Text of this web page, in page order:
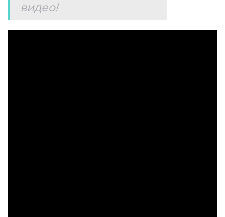
видео!